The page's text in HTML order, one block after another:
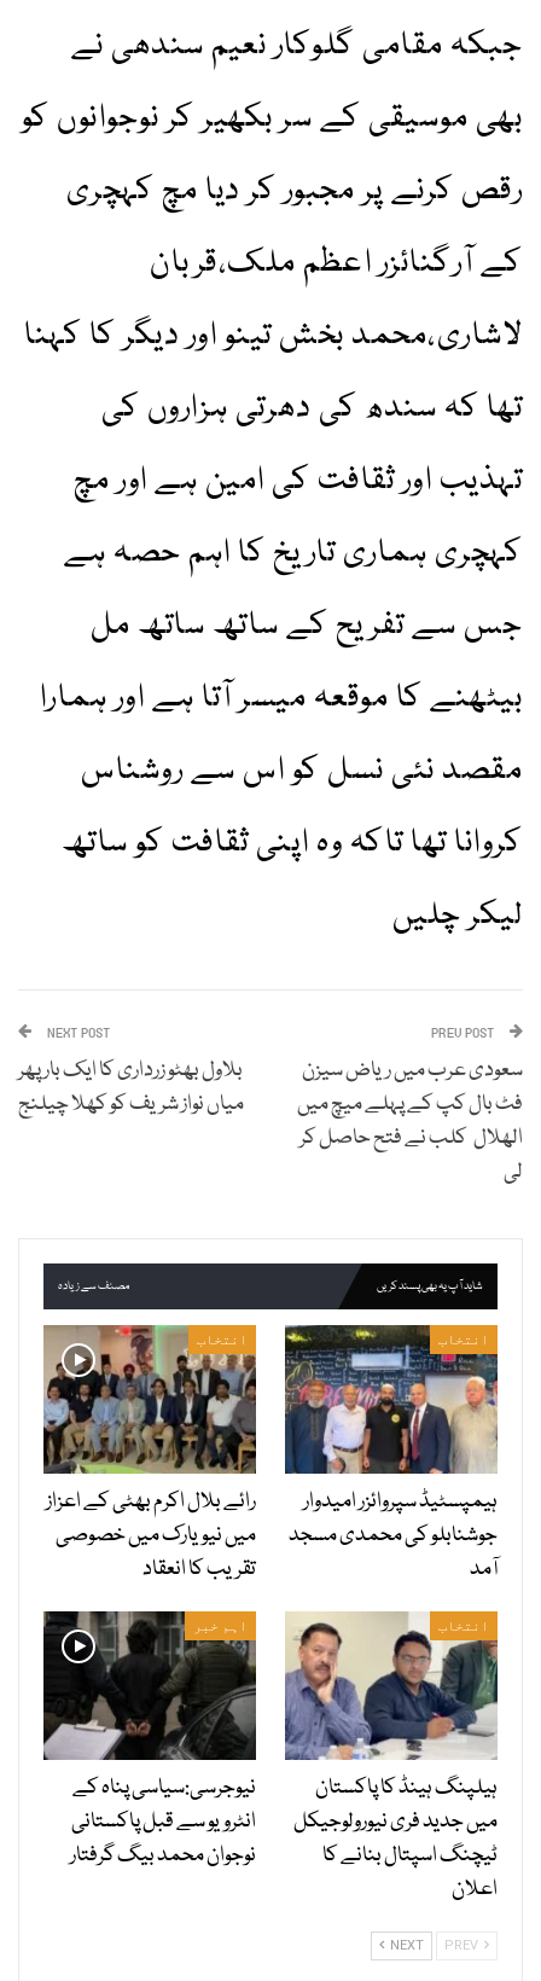
جبکہ مقامی گلوکار نعیم سندھی نے
بھی موسیقی کے سر بکھیر کر نوجوانوں کو
رقص کرنے پر مجبور کر دیا مچ کہچری
کے آرگنائزر اعظم ملک،قربان
لاشاری،محمد بخش تینو اور دیگر کا کہنا
تھا کہ سندھ کی دھرتی ہزاروں کی
تہذیب اور ثقافت کی امین ہے اور مچ
کہچری ہماری تاریخ کا اہم حصہ ہے
جس سے تفریح کے ساتھ ساتھ مل
بیٹھنے کا موقعہ میسر آتا ہے اور ہمارا
مقصد نئی نسل کو اس سے روشناس
کروانا تھا تاکہ وہ اپنی ثقافت کو ساتھ
لیکر چلیں
سعودی عرب میں ریاض سیزن
فٹ بال کپ کے پہلے میچ میں
الھلال کلب نے فتح حاصل کر
لی
NEXT POST
بلاول بھٹو زرداری کا ایک بار پھر
میاں نواز شریف کو کھلا چیلنج
شاید آپ یہ بھی پسند کریں مصنف سے زیادہ
انتخاب
ہیمپسٹیڈ سپروائزر امیدوار
جوشنابلو کی محمدی مسجد
آمد
انتخاب
رائے بلال اکرم بھٹی کے اعزاز
میں نیویارک میں خصوصی
تقریب کا انعقاد
انتخاب
ہیلپنگ ہینڈ کا پاکستان
میں جدید فری نیورولوجیکل
ٹیچنگ اسپتال بنانے کا
اعلان
اہم خبر
نیوجرسی:سیاسی پناہ کے
انٹرویو سے قبل پاکستانی
نوجوان محمد بیگ گرفتار
NEXT